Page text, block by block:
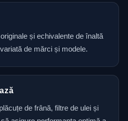
și echivalente de înaltă
de mărci și modele.
de frână, filtre de ulei și